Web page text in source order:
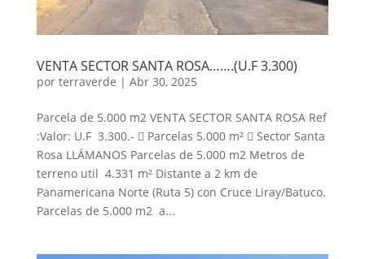
VENTA SECTOR SANTA ROSA…….(U.F 3.300)
por terraverde | Abr 30, 2025
Parcela de 5.000 m2 VENTA SECTOR SANTA ROSA Ref
:Valor: U.F 3.300.-  Parcelas 5.000 m²  Sector Santa
Rosa LLÁMANOS Parcelas de 5.000 m2 Metros de
terreno util 4.331 m² Distante a 2 km de
Panamericana Norte (Ruta 5) con Cruce Liray/Batuco.
Parcelas de 5.000 m2 a...